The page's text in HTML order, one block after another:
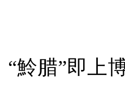
“魿腊”即上